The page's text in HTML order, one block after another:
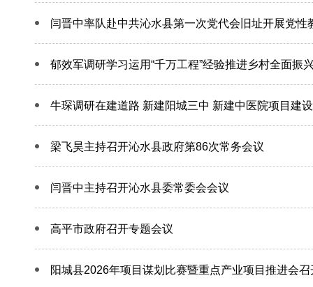
闫晋中率队赴中共沁水县第一次党代会旧址开展党性
郁效军调研学习运用“千万工程”经验推进乡村全面振
牛琛调研在建道路 新建阳城三中 新建中医院项目建设
梁飞昊主持召开沁水县政府第86次常务会议
闫晋中主持召开沁水县委常委会会议
高平市政府召开专题会议
阳城县2026年项目谋划比赛暨重点产业项目推进会召